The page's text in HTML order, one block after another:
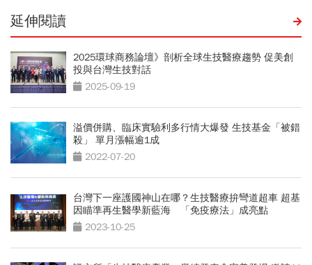
延伸閱讀
2025環球商務論壇》剖析全球生技醫療趨勢 促美創
投與台灣生技對話
2025-09-19
溢價併購、臨床實驗利多行情大爆發 生技基金「被錯
殺」 單月漲幅逾1成
2022-07-20
台灣下一座護國神山在哪？生技醫療拚彎道超車 超基
因瞄準再生醫學新藍海 「免疫療法」成亮點
2023-10-25